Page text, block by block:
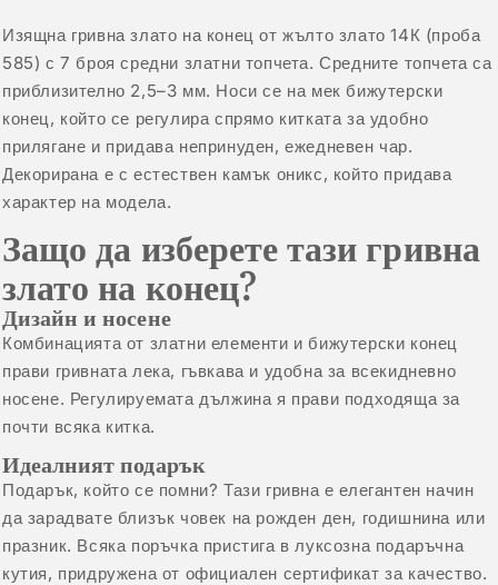
Изящна гривна злато на конец от жълто злато 14К (проба
585) с 7 броя средни златни топчета. Средните топчета са
приблизително 2,5–3 мм. Носи се на мек бижутерски
конец, който се регулира спрямо китката за удобно
прилягане и придава непринуден, ежедневен чар.
Декорирана е с естествен камък оникс, който придава
характер на модела.
Защо да изберете тази гривна
злато на конец?
Дизайн и носене
Комбинацията от златни елементи и бижутерски конец
прави гривната лека, гъвкава и удобна за всекидневно
носене. Регулируемата дължина я прави подходяща за
почти всяка китка.
Идеалният подарък
Подарък, който се помни? Тази гривна е елегантен начин
да зарадвате близък човек на рожден ден, годишнина или
празник. Всяка поръчка пристига в луксозна подаръчна
кутия, придружена от официален сертификат за качество.